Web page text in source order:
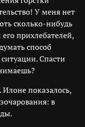
У меня нет
сколько-нибудь
прихлебателей,
способ
Спасти
показалось,
в